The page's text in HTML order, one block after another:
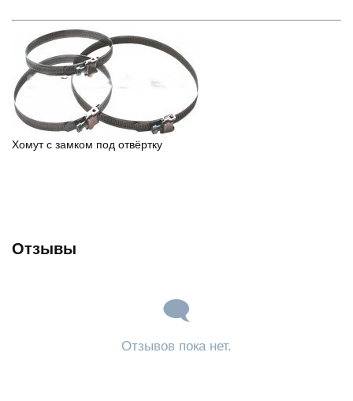
Хомут с замком под отвёртку
Отзывы
Отзывов пока нет.